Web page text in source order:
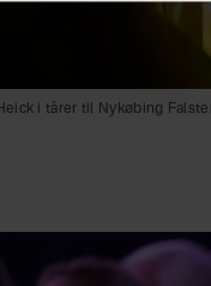
og behandling af
i tårer til Nykøbing